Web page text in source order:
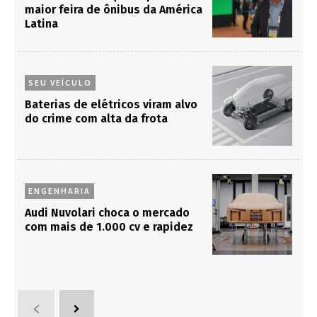
maior feira de ônibus da América
Latina
SEU VEÍCULO
Baterias de elétricos viram alvo
do crime com alta da frota
ENGENHARIA
Audi Nuvolari choca o mercado
com mais de 1.000 cv e rapidez